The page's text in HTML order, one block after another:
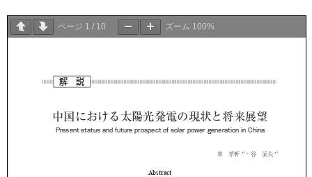
ページ 1 / 10 ズーム 100%